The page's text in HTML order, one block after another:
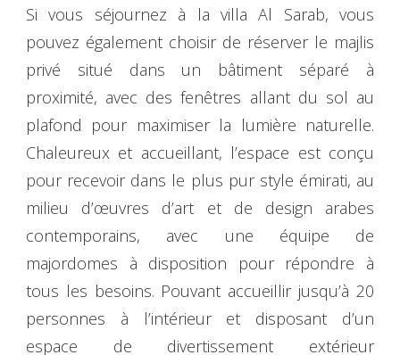
Si vous séjournez à la villa Al Sarab, vous
pouvez également choisir de réserver le majlis
privé situé dans un bâtiment séparé à
proximité, avec des fenêtres allant du sol au
plafond pour maximiser la lumière naturelle.
Chaleureux et accueillant, l’espace est conçu
pour recevoir dans le plus pur style émirati, au
milieu d’œuvres d’art et de design arabes
contemporains, avec une équipe de
majordomes à disposition pour répondre à
tous les besoins. Pouvant accueillir jusqu’à 20
personnes à l’intérieur et disposant d’un
espace de divertissement extérieur